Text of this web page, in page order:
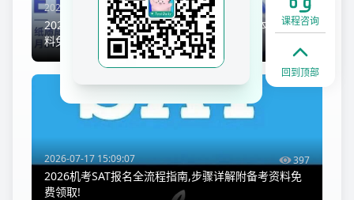
2026-07-18 16:39:17 576
2026托福纸质成绩单停发,电子凭证效力+美本选校资
料免费领取!
2026-07-17 15:09:07 397
2026机考SAT报名全流程指南,步骤详解附备考资料免
费领取!
课程咨询
回到顶部